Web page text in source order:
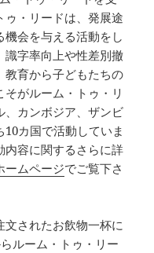
・リードは、発展途
会を与える活動をし
識字率向上や性差別撤
教育から子どもたちの
がルーム・トゥ・リ
、カンボジア、ザンビ
カ国で活動していま
内容に関するさらに詳
ームページでご覧下さ
されたお飲物一杯に
ルーム・トゥ・リー